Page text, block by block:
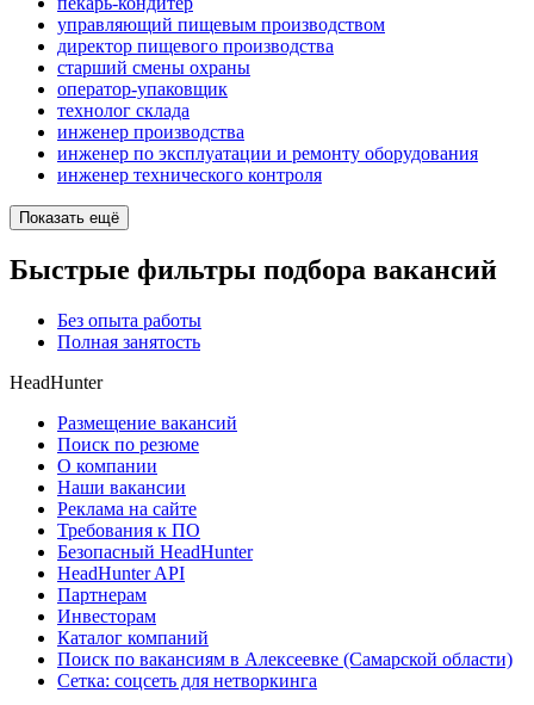
управляющий пищевым производством
директор пищевого производства
старший смены охраны
оператор-упаковщик
технолог склада
инженер производства
инженер по эксплуатации и ремонту оборудования
инженер технического контроля
Показать ещё
Быстрые фильтры подбора вакансий
Без опыта работы
Полная занятость
HeadHunter
Размещение вакансий
Поиск по резюме
О компании
Наши вакансии
Реклама на сайте
Требования к ПО
Безопасный HeadHunter
HeadHunter API
Партнерам
Инвесторам
Каталог компаний
Поиск по вакансиям в Алексеевке (Самарской области)
Сетка: соцсеть для нетворкинга